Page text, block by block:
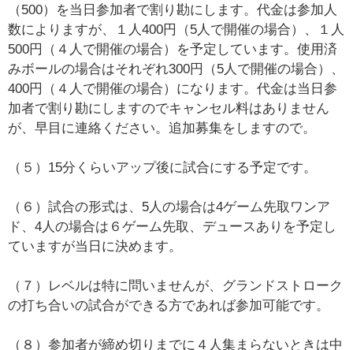
（500）を当日参加者で割り勘にします。代金は参加人
数によりますが、１人400円（5人で開催の場合）、１人
500円（４人で開催の場合）を予定しています。使用済
みボールの場合はそれぞれ300円（5人で開催の場合）、
400円（４人で開催の場合）になります。代金は当日参
加者で割り勘にしますのでキャンセル料はありません
が、早目に連絡ください。追加募集をしますので。
（５）15分くらいアップ後に試合にする予定です。
（６）試合の形式は、5人の場合は4ゲーム先取ワンア
ド、4人の場合は６ゲーム先取、デュースありを予定し
ていますが当日に決めます。
（７）レベルは特に問いませんが、グランドストローク
の打ち合いの試合ができる方であれば参加可能です。
（８）参加者が締め切りまでに４人集まらないときは中